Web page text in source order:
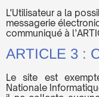
L'Utilisateur a la
messagerie
communiqué à
ARTICLE 3 :
Le site est
Nationale